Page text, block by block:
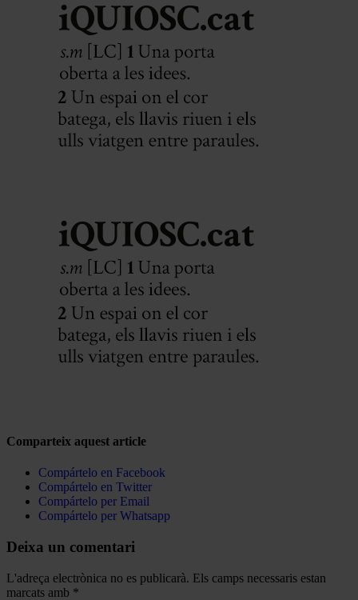
Comparteix aquest article
Compártelo en Facebook
Compártelo en Twitter
Compártelo per Email
Compártelo per Whatsapp
Deixa un comentari
L'adreça electrònica no es publicarà. Els camps necessaris estan
marcats amb *